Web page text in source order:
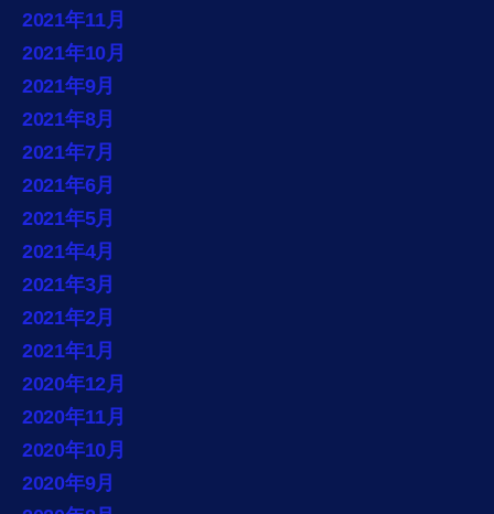
2021年11月
2021年10月
2021年9月
2021年8月
2021年7月
2021年6月
2021年5月
2021年4月
2021年3月
2021年2月
2021年1月
2020年12月
2020年11月
2020年10月
2020年9月